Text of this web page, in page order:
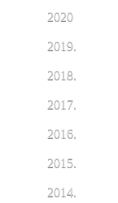
2020
2019.
2018.
2017.
2016.
2015.
2014.